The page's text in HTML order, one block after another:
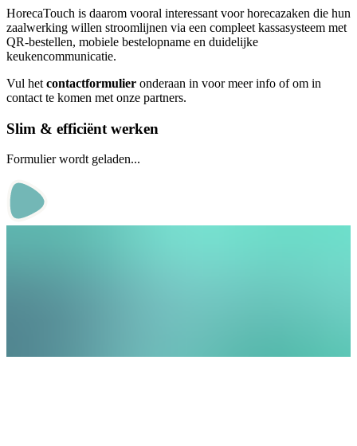
HorecaTouch is daarom vooral interessant voor horecazaken die hun
zaalwerking willen stroomlijnen via een compleet kassasysteem met
QR-bestellen, mobiele bestelopname en duidelijke
keukencommunicatie.
Vul het contactformulier onderaan in voor meer info of om in
contact te komen met onze partners.
Slim & efficiënt werken
Formulier wordt geladen...